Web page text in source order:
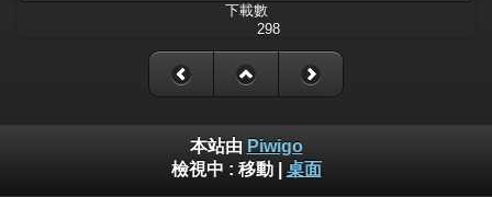
下載數
298
本站由 Piwigo
檢視中 : 移動| 桌面